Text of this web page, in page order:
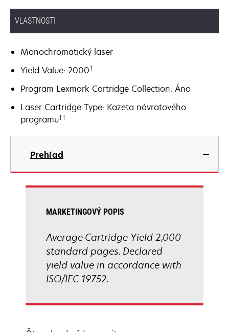
VLASTNOSTI
Monochromatický laser
Yield Value: 2000†
Program Lexmark Cartridge Collection: Áno
Laser Cartridge Type: Kazeta návratového
programu††
Prehľad
MARKETINGOVÝ POPIS
Average Cartridge Yield 2,000
standard pages. Declared
yield value in accordance with
ISO/IEC 19752.